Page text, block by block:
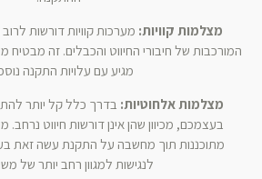
מצלמות קוויות: מערכות קוויות דורשות
המורכבות של חיבורי החיווט והכבלים. זה מבטיח
מגיע עם עלויות התקנה
מצלמות אלחוטיות: בדרך כלל קל יותר
בעצמכם, מכיוון שהן אינן דורשות חיווט נרחב.
מתוכננות תוך מחשבה על התקנת עשה זאת
לנגישות למגוון רחב יותר של